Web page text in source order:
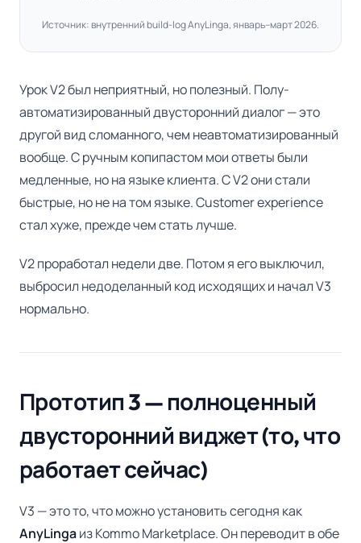
Источник: внутренний build-log AnyLinga, январь–март 2026.
Урок V2 был неприятный, но полезный. Полу-
автоматизированный двусторонний диалог — это
другой вид сломанного, чем неавтоматизированный
вообще. С ручным копипастом мои ответы были
медленные, но на языке клиента. С V2 они стали
быстрые, но не на том языке. Customer experience
стал хуже, прежде чем стать лучше.
V2 проработал недели две. Потом я его выключил,
выбросил недоделанный код исходящих и начал V3
нормально.
Прототип 3 — полноценный
двусторонний виджет (то, что
работает сейчас)
V3 — это то, что можно установить сегодня как
AnyLingaиз Kommo Marketplace. Он переводит в обе